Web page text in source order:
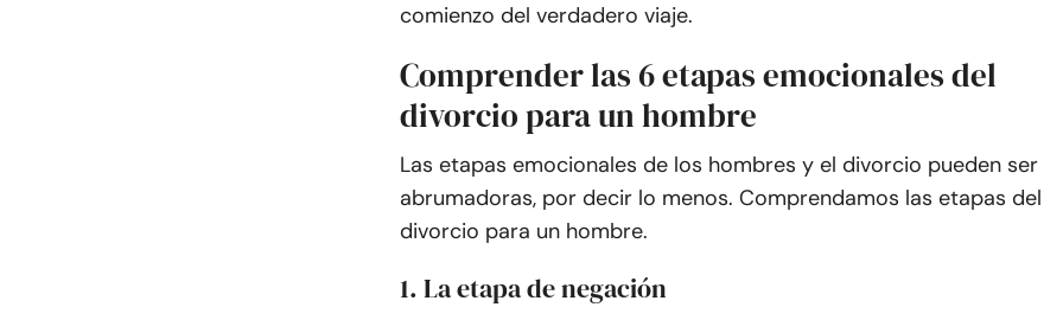
comienzo del verdadero viaje.
Comprender las 6 etapas emocionales del
divorcio para un hombre
Las etapas emocionales de los hombres y el divorcio pueden ser
abrumadoras, por decir lo menos. Comprendamos las etapas del
divorcio para un hombre.
1. La etapa de negación